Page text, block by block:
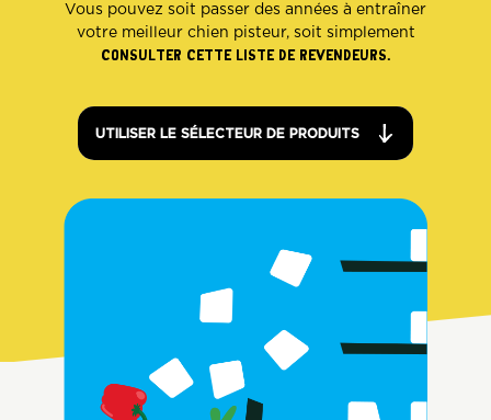
Vous pouvez soit passer des années à entraîner
votre meilleur chien pisteur, soit simplement
CONSULTER CETTE LISTE DE REVENDEURS.
UTILISER LE SÉLECTEUR DE PRODUITS